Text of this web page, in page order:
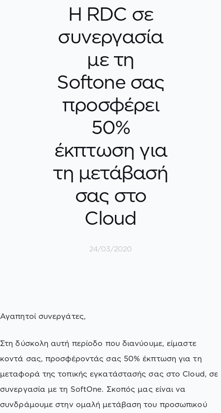
Η RDC σε
συνεργασία
με τη
Softone σας
προσφέρει
50%
έκπτωση για
τη μετάβασή
σας στο
Cloud
24/03/2020
Αγαπητοί συνεργάτες,
Στη δύσκολη αυτή περίοδο που διανύουμε, είμαστε
κοντά σας, προσφέροντάς σας 50% έκπτωση για τη
μεταφορά της τοπικής εγκατάστασής σας στο Cloud, σε
συνεργασία με τη SoftOne. Σκοπός μας είναι να
συνδράμουμε στην ομαλή μετάβαση του προσωπικού